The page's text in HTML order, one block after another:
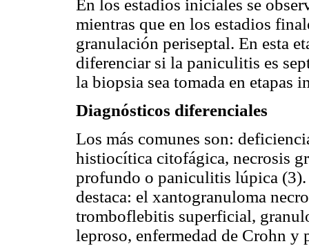
En los estadios iniciales se
mientras que en los estadios
granulación periseptal. En esta
diferenciar si la paniculitis es
la biopsia sea tomada en etapas
Diagnósticos diferenciales
Los más comunes son:
histiocítica citofágica, necrosis
profundo o paniculitis lúpica (3).
destaca: el xantogranuloma
tromboflebitis superficial,
leproso, enfermedad de Crohn y